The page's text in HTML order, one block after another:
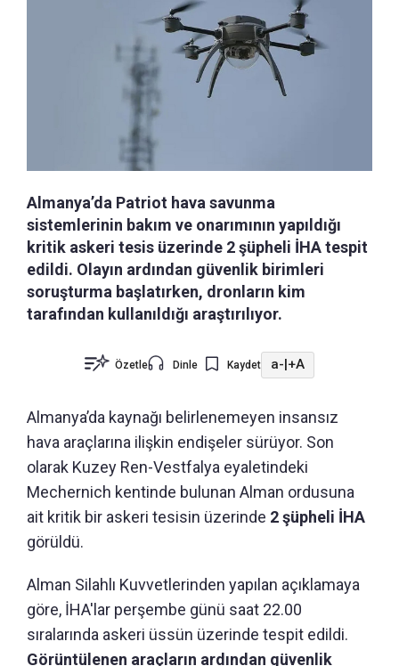
Almanya’da Patriot hava savunma
sistemlerinin bakım ve onarımının yapıldığı
kritik askeri tesis üzerinde 2 şüpheli İHA tespit
edildi. Olayın ardından güvenlik birimleri
soruşturma başlatırken, dronların kim
tarafından kullanıldığı araştırılıyor.
Özetle Dinle Kaydet a- +A
Almanya’da kaynağı belirlenemeyen insansız
hava araçlarına ilişkin endişeler sürüyor. Son
olarak Kuzey Ren-Vestfalya eyaletindeki
Mechernich kentinde bulunan Alman ordusuna
ait kritik bir askeri tesisin üzerinde 2 şüpheli İHA
görüldü.
Alman Silahlı Kuvvetlerinden yapılan açıklamaya
göre, İHA'lar perşembe günü saat 22.00
sıralarında askeri üssün üzerinde tespit edildi.
Görüntülenen araçların ardından güvenlik